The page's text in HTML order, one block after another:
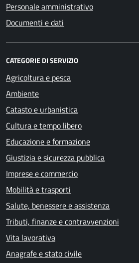
Personale amministrativo
Documenti e dati
CATEGORIE DI SERVIZIO
Agricoltura e pesca
Ambiente
Catasto e urbanistica
Cultura e tempo libero
Educazione e formazione
Giustizia e sicurezza pubblica
Imprese e commercio
Mobilità e trasporti
Salute, benessere e assistenza
Tributi, finanze e contravvenzioni
Vita lavorativa
Anagrafe e stato civile